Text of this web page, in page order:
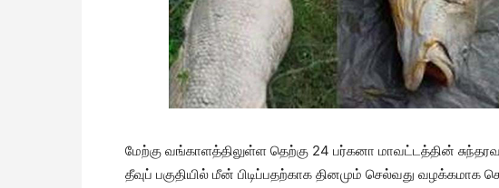
மேற்கு வங்காளத்திலுள்ள தெற்கு 24 பர்கனா மாவட்டத்தின்
தீவுப் பகுதியில் மீன் பிடிப்பதற்காக தினமும் செல்வது